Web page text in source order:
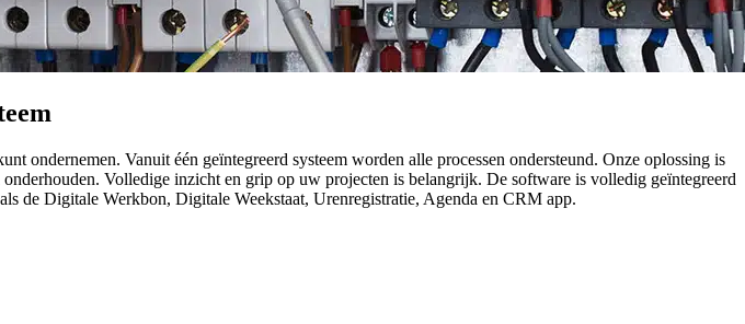
ondernemen. Vanuit één geïntegreerd systeem worden alle processen ondersteund. Onze oplossing is
Volledige inzicht en grip op uw projecten is belangrijk. De software is volledig geïntegreerd
de Digitale Werkbon, Digitale Weekstaat, Urenregistratie, Agenda en CRM app.